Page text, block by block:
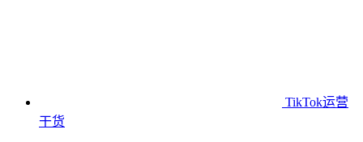
TikTok运营
干货